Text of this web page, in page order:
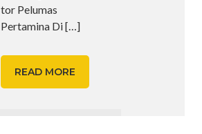
tor Pelumas
Pertamina Di[…]
READ MORE